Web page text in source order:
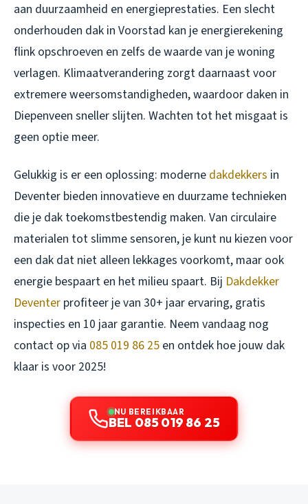
aan duurzaamheid en energieprestaties. Een slecht
onderhouden dak in Voorstad kan je energierekening
flink opschroeven en zelfs de waarde van je woning
verlagen. Klimaatverandering zorgt daarnaast voor
extremere weersomstandigheden, waardoor daken in
Diepenveen sneller slijten. Wachten tot het misgaat is
geen optie meer.
Gelukkig is er een oplossing: moderne dakdekkers in
Deventer bieden innovatieve en duurzame technieken
die je dak toekomstbestendig maken. Van circulaire
materialen tot slimme sensoren, je kunt nu kiezen voor
een dak dat niet alleen lekkages voorkomt, maar ook
energie bespaart en het milieu spaart. Bij Dakdekker
Deventer profiteer je van 30+ jaar ervaring, gratis
inspecties en 10 jaar garantie. Neem vandaag nog
contact op via 085 019 86 25 en ontdek hoe jouw dak
klaar is voor 2025!
NU BEREIKBAAR
BEL 085 019 86 25